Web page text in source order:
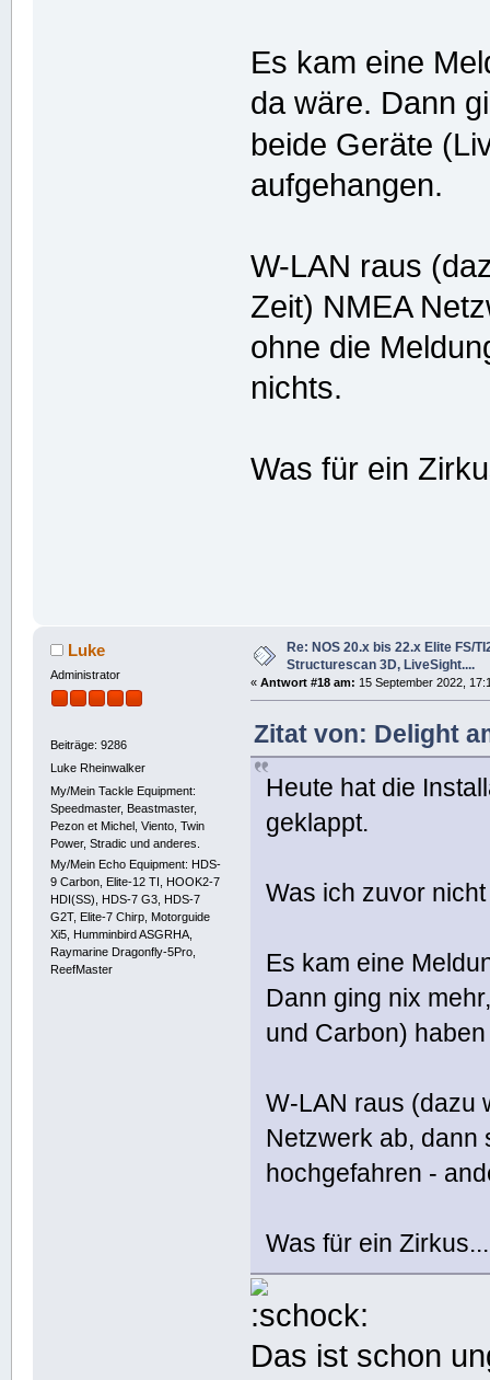
Es kam eine
da wäre. Dann
beide Geräte
aufgehangen.
W-LAN raus
Zeit) NMEA
ohne die
nichts.
Was für ein
Luke
Administrator
Beiträge: 9286
Luke Rheinwalker
My/Mein Tackle Equipment:
Speedmaster, Beastmaster,
Pezon et Michel, Viento, Twin
Power, Stradic und anderes.
My/Mein Echo Equipment: HDS-
9 Carbon, Elite-12 TI, HOOK2-7
HDI(SS), HDS-7 G3, HDS-7
G2T, Elite-7 Chirp, Motorguide
Xi5, Humminbird ASGRHA,
Raymarine Dragonfly-5Pro,
ReefMaster
Re: NOS 20.x bis 22.x Elite FS/
Structurescan 3D, LiveSight....
«Antwort #18 am: 15 September 2022,
Zitat von: Delight
Heute hat die
geklappt.
Was ich zuvor
Es kam eine
Dann ging nix
und Carbon)
W-LAN raus (dazu
Netzwerk ab, dann
hochgefahren -
Was für ein Zirkus...
Das ist schon